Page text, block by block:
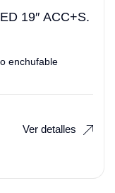
19″ ACC+S.
enchufable
Ver detalles